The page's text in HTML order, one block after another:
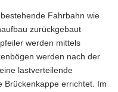
Fahrbahn wie
zurückgebaut
werden mittels
werden nach der
lastverteilende
Brückenkappe errichtet. Im